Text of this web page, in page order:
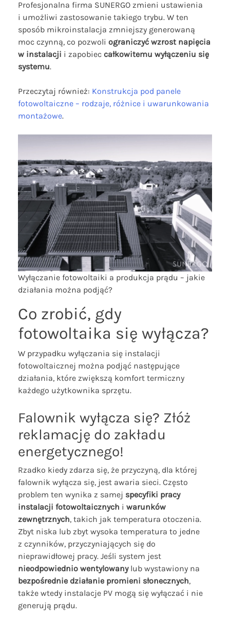
Profesjonalna firma SUNERGO zmieni ustawienia
i umożliwi zastosowanie takiego trybu. W ten
sposób mikroinstalacja zmniejszy generowaną
moc czynną, co pozwoli ograniczyć wzrost napięcia
w instalacji i zapobiec całkowitemu wyłączeniu się
systemu.
Przeczytaj również: Konstrukcja pod panele
fotowoltaiczne – rodzaje, różnice i uwarunkowania
montażowe.
Wyłączanie fotowoltaiki a produkcja prądu – jakie
działania można podjąć?
Co zrobić, gdy
fotowoltaika się wyłącza?
W przypadku wyłączania się instalacji
fotowoltaicznej można podjąć następujące
działania, które zwiększą komfort termiczny
każdego użytkownika sprzętu.
Falownik wyłącza się? Złóż
reklamację do zakładu
energetycznego!
Rzadko kiedy zdarza się, że przyczyną, dla której
falownik wyłącza się, jest awaria sieci. Często
problem ten wynika z samej specyfiki pracy
instalacji fotowoltaicznych i warunków
zewnętrznych, takich jak temperatura otoczenia.
Zbyt niska lub zbyt wysoka temperatura to jedne
z czynników, przyczyniających się do
nieprawidłowej pracy. Jeśli system jest
nieodpowiednio wentylowanylub wystawiony na
bezpośrednie działanie promieni słonecznych,
także wtedy instalacje PV mogą się wyłączać i nie
generują prądu.